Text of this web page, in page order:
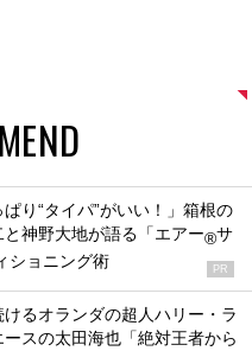
ぱり“タイパ”がいい！」箱根の
神野大地が語る「エアー®サ
ショニング術 PR
るオランダの超人ハリー・ラ
スの太田海也「絶対王者から